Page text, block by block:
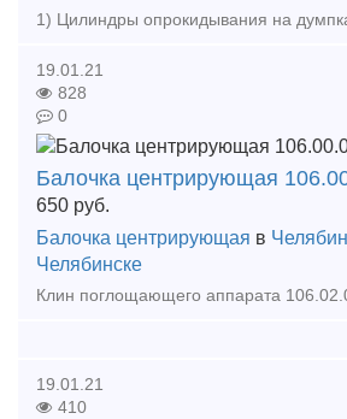
19.01.21
828
0
Балочка центрирующая
650 руб.
Балочка центрирующая в
Челябинске
19.01.21
410